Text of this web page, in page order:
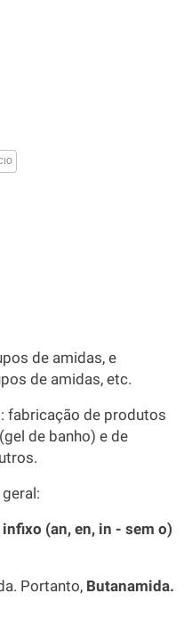
de amidas, e
de amidas, etc.
fabricação de produtos
de banho) e de
(an, en, in - sem o)
Portanto, Butanamida.